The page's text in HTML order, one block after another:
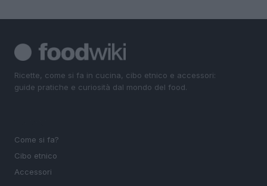
Ricette, come si fa in cucina, cibo etnico e accessori:
guide pratiche e curiosità dal mondo del food.
Come si fa?
Cibo etnico
Accessori